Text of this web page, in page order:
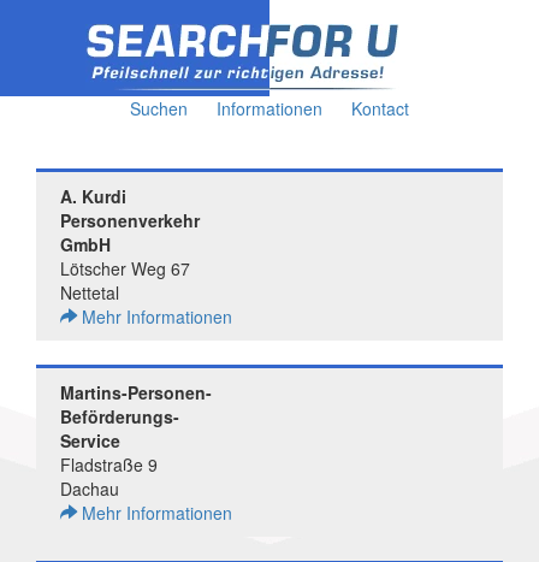
Suchen Informationen Kontact
A. Kurdi
Personenverkehr
GmbH
Lötscher Weg 67
Nettetal
Mehr Informationen
Martins-Personen-
Beförderungs-
Service
Fladstraße 9
Dachau
Mehr Informationen